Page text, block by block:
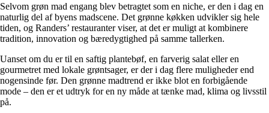
Selvom grøn mad engang blev betragtet som en niche, er den i dag en
naturlig del af byens madscene. Det grønne køkken udvikler sig hele
tiden, og Randers’ restauranter viser, at det er muligt at kombinere
tradition, innovation og bæredygtighed på samme tallerken.
Uanset om du er til en saftig plantebøf, en farverig salat eller en
gourmetret med lokale grøntsager, er der i dag flere muligheder end
nogensinde før. Den grønne madtrend er ikke blot en forbigående
mode – den er et udtryk for en ny måde at tænke mad, klima og livsstil
på.